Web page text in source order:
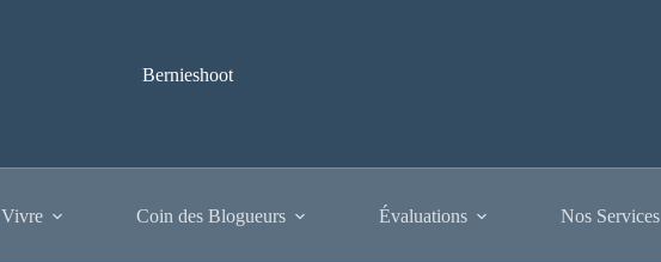
Bernieshoot
Coin des Blogueurs Évaluations Nos Services